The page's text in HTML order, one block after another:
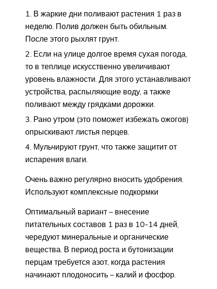
В жаркие дни поливают растения 1 раз в
неделю. Полив должен быть обильным.
После этого рыхлят грунт.
Если на улице долгое время сухая погода,
то в теплице искусственно увеличивают
уровень влажности. Для этого устанавливают
устройства, распыляющие воду, а также
поливают между грядками дорожки.
Рано утром (это поможет избежать ожогов)
опрыскивают листья перцев.
Мульчируют грунт, что также защитит от
испарения влаги.
Очень важно регулярно вносить удобрения.
Используют комплексные подкормки
Оптимальный вариант – внесение
питательных составов 1 раз в 10-14 дней,
чередуют минеральные и органические
вещества. В период роста и бутонизации
перцам требуется азот, когда растения
начинают плодоносить – калий и фосфор.